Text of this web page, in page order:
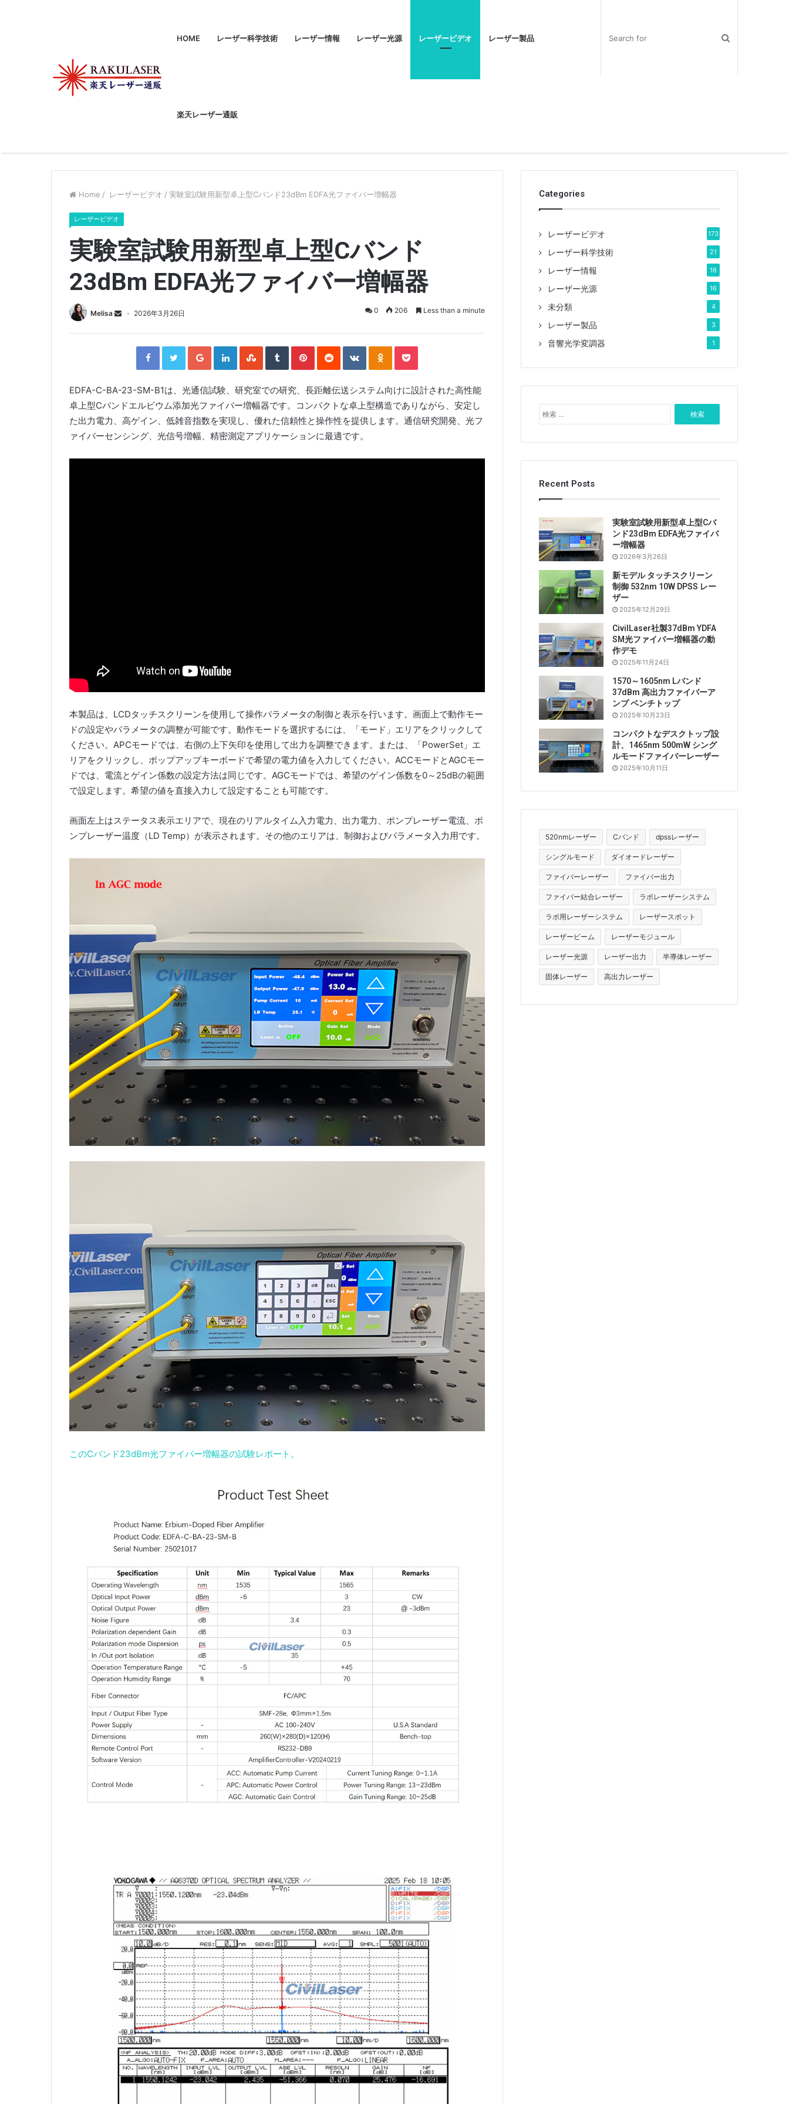
HOME レーザー科学技術 レーザー情報 レーザー光源 レーザービデオ レーザー製品
楽天レーザー通販
Home / レーザービデオ / 実験室試験用新型卓上型Cバンド23dBm EDFA光ファイバー増幅器
レーザービデオ
実験室試験用新型卓上型Cバンド
23dBm EDFA光ファイバー増幅器
Melisa 2026年3月26日 0 206 Less than a minute
F
b
k
T
t
r
G
g
+
L
k
e
I
n
S
m
b
U
p
o
n
T
b
P
t
e
e
s
t
R V
n
t
t
e
O
k
s
s
n
i
EDFA-C-BA-23-SM-B1は、光通信試験、研究室での研究、長距離伝送システム向けに設計された高性能
卓上型Cバンドエルビウム添加光ファイバー増幅器です。コンパクトな卓上型構造でありながら、安定し
た出力電力、高ゲイン、低雑音指数を実現し、優れた信頼性と操作性を提供します。通信研究開発、光フ
ァイバーセンシング、光信号増幅、精密測定アプリケーションに最適です。
本製品は、LCDタッチスクリーンを使用して操作パラメータの制御と表示を行います。画面上で動作モー
ドの設定やパラメータの調整が可能です。動作モードを選択するには、「モード」エリアをクリックして
ください。APCモードでは、右側の上下矢印を使用して出力を調整できます。または、「PowerSet」エ
リアをクリックし、ポップアップキーボードで希望の電力値を入力してください。ACCモードとAGCモー
ドでは、電流とゲイン係数の設定方法は同じです。AGCモードでは、希望のゲイン係数を0～25dBの範囲
で設定します。希望の値を直接入力して設定することも可能です。
画面左上はステータス表示エリアで、現在のリアルタイム入力電力、出力電力、ポンプレーザー電流、ポ
ンプレーザー温度（LD Temp）が表示されます。その他のエリアは、制御およびパラメータ入力用です。
このCバンド23dBm光ファイバー増幅器の試験レポート。
Categories
レーザービデオ 173
レーザー科学技術 21
レーザー情報 16
レーザー光源 16
未分類 4
レーザー製品 3
音響光学変調器 1
索
Recent Posts
実験室試験用新型卓上型Cバ
ンド23dBm EDFA光ファイバ
ー増幅器
2026年3月26日
新モデル タッチスクリーン
制御 532nm 10W DPSS レー
ザー
2025年12月29日
CivilLaser社製37dBm YDFA
SM光ファイバー増幅器の動
作デモ
2025年11月24日
1570～1605nm Lバンド
37dBm 高出力ファイバーア
ンプ ベンチトップ
2025年10月23日
コンパクトなデスクトップ設
計、1465nm 500mW シング
ルモードファイバーレーザー
2025年10月11日
520nmレーザー Cバンド dpssレーザー
シングルモード ダイオードレーザー
ファイバーレーザー ファイバー出力
ファイバー結合レーザー ラボレーザーシステム
ラボ用レーザーシステム レーザースポット
レーザービーム レーザーモジュール
レーザー光源 レーザー出力 半導体レーザー
固体レーザー 高出力レーザー